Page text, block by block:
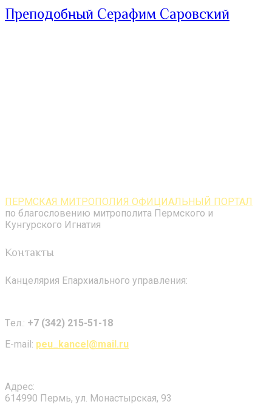
Преподобный Серафим Саровский
ПЕРМСКАЯ МИТРОПОЛИЯ ОФИЦИАЛЬНЫЙ ПОРТАЛ
по благословению митрополита Пермского и
Кунгурского Игнатия
Контакты
Канцелярия Епархиального управления:
Tел.: +7 (342) 215-51-18
E-mail: peu_kancel@mail.ru
Адрес:
614990 Пермь, ул. Монастырская, 93